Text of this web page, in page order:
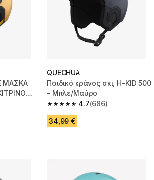
ΜΑΣΚΑ
322 reviews
QUECHUA
Παιδικό κράνος σκι, H-KID 500
- Μπλε/Μαύρο
4.7
4.7 out of 5 stars from 686
(686)
34,99 €